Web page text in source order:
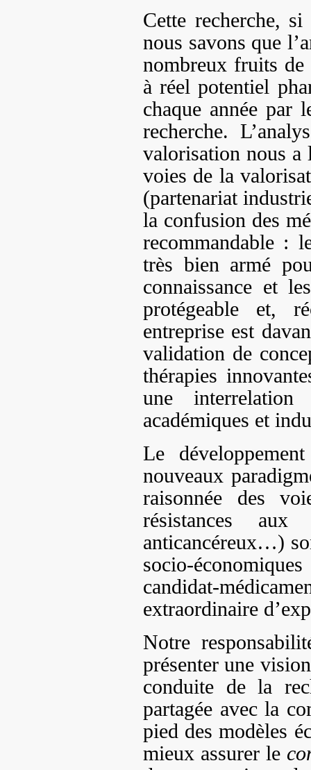
Cette recherche,
nous savons que
nombreux fruits de
à réel potentiel
chaque année par
recherche.
valorisation nous a
voies de la
(partenariat
la confusion des
recommandable :
très bien armé
connaissance et
protégeable et,
entreprise est
validation de
thérapies
une interrelation
académiques et
Le
nouveaux
raisonnée des
résistances aux
anticancéreux…)
socio-
candidat-
extraordinaire
Notre
présenter une
conduite de la
partagée avec la
pied des modèles
mieux assurer le